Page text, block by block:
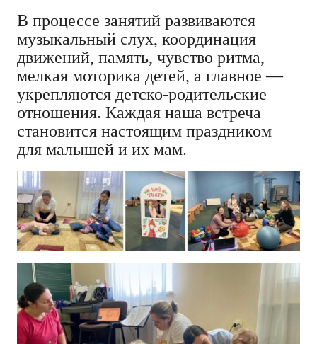
В процессе занятий развиваются
музыкальный слух, координация
движений, память, чувство ритма,
мелкая моторика детей, а главное —
укрепляются детско-родительские
отношения. Каждая наша встреча
становится настоящим праздником
для малышей и их мам.